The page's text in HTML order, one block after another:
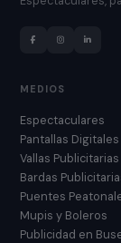
MEDIOS
Espectaculares
Pantallas Digitales
Vallas Publicitarias
Bardas
Puentes
Mupis y Boleros
Publicidad en